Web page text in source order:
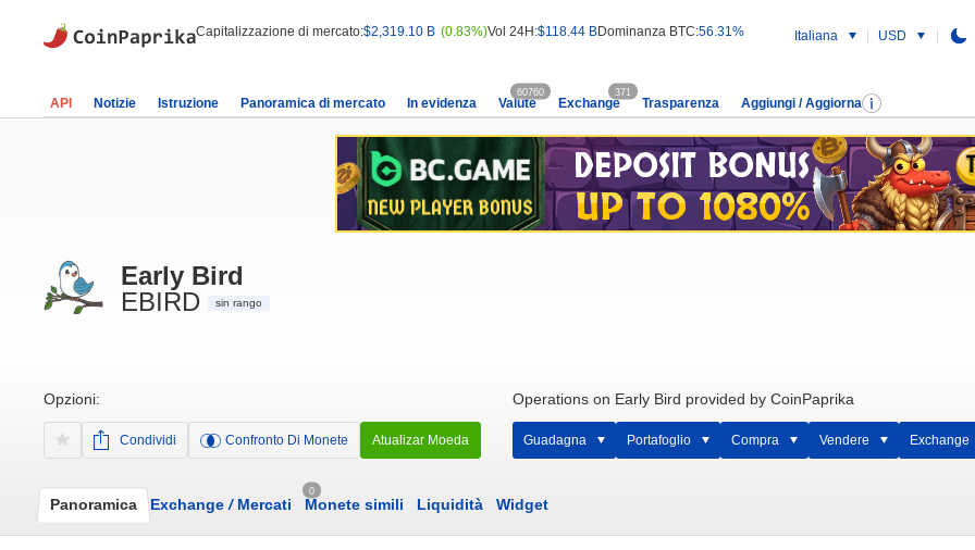
Capitalizzazione di mercato:$2,319.10 B (0.83%)Vol 24H:$118.44 BDominanza BTC:56.31% Italiana USD
API Notizie Istruzione Panoramica di mercato In evidenza Valute
60760
Exchange
371
Trasparenza Aggiungi / Aggiorna
Early Bird
EBIRD
sin rango
Opzioni:
Condividi Confronto Di Monete Atualizar Moeda
Operations on Early Bird provided by CoinPaprika
Guadagna Portafoglio Compra Vendere Exchange
Panoramica Exchange /Mercati
0
Monete simili Liquidità Widget